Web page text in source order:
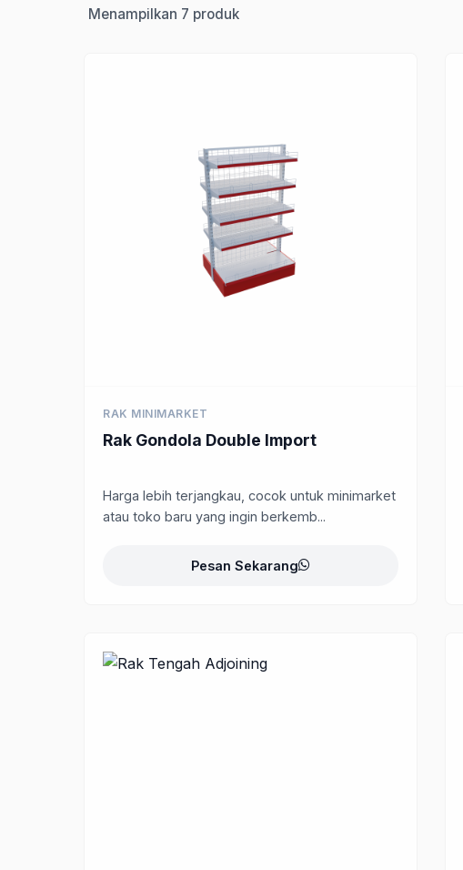
Menampilkan 7 produk
RAK MINIMARKET
Rak Gondola Double Import
Harga lebih terjangkau, cocok untuk minimarket
atau toko baru yang ingin berkemb...
Pesan Sekarang